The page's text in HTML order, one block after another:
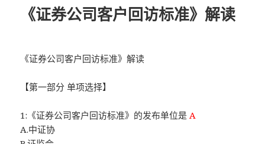
《证券公司客户回访标准》解读
《证券公司客户回访标准》解读
【第一部分 单项选择】
1:《证券公司客户回访标准》的发布单位是A
A.中证协